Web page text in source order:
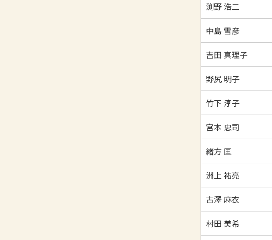
渕野 浩二
中島 雪彦
吉田 真理子
野尻 明子
竹下 淳子
宮本 忠司
緒方 匡
洲上 祐亮
古澤 麻衣
村田 美希